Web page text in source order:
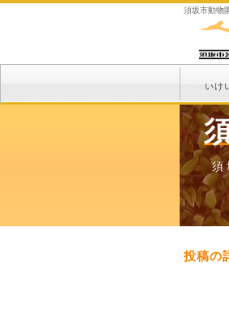
須坂市動物
いけ
須
投稿の